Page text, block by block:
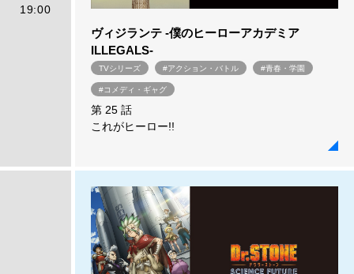
19:00
ヴィジランテ -僕のヒーローアカデミア
ILLEGALS-
TVシリーズ #アクション・バトル #青春・学園
#コメディ・ギャグ
第 25 話
これがヒーロー!!